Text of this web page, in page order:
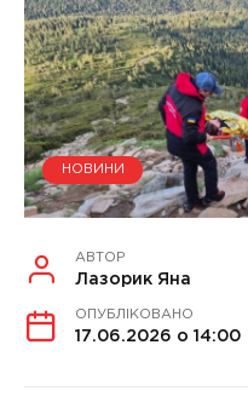
НОВИНИ
АВТОР
Лазорик Яна
ОПУБЛІКОВАНО
17.06.2026 о 14:00